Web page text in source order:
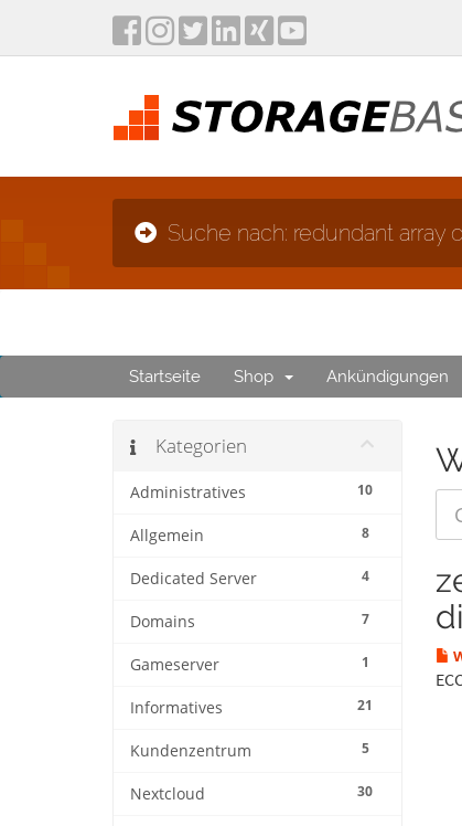
Suche nach: redundant array
Startseite Shop Ankündigungen
Kategorien
10
Administratives
8
Allgemein
4
Dedicated Server
7
Domains
1
Gameserver
21
Informatives
5
Kundenzentrum
30
Nextcloud